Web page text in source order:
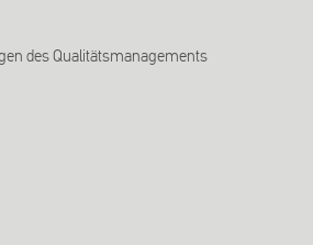
des Qualitätsmanagements